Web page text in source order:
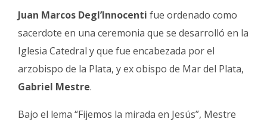
Juan Marcos Degl’Innocenti fue ordenado como
sacerdote en una ceremonia que se desarrolló en la
Iglesia Catedral y que fue encabezada por el
arzobispo de la Plata, y ex obispo de Mar del Plata,
Gabriel Mestre.
Bajo el lema “Fijemos la mirada en Jesús”, Mestre